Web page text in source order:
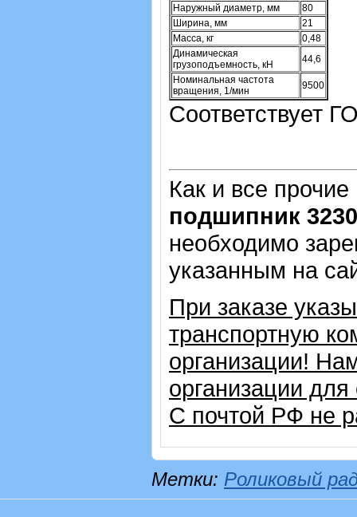
Наружный диаметр, мм
80
Ширина, мм
21
Масса, кг
0,48
Динамическая
грузоподъемность, кН
44,6
Номинальная частота
вращения, 1/мин
9500
Соответствует
Как и все
подшипник
необходимо
указанным на
При заказе
транспортную
организации!
организации
С почтой РФ не
Метки: Роликовый